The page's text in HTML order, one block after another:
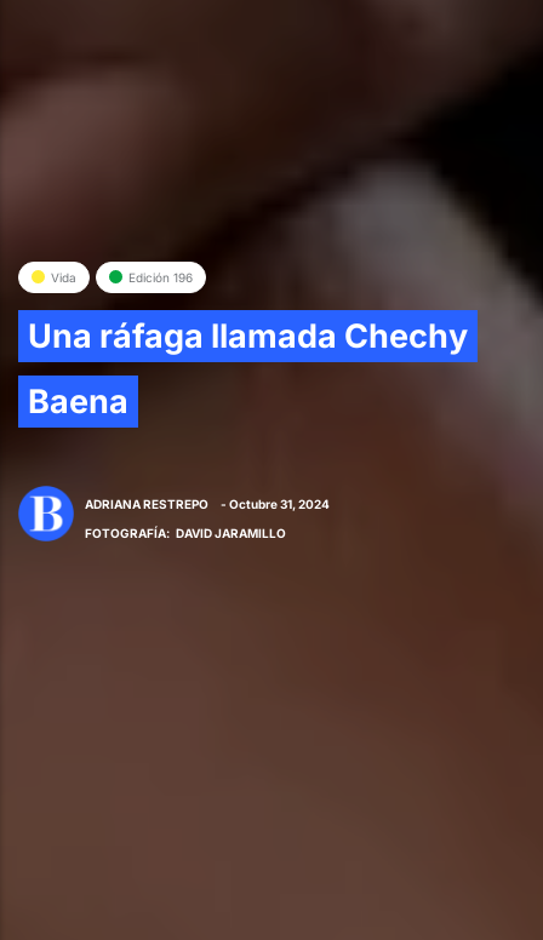
Vida Edición 196
Una ráfaga llamada Chechy
Baena
ADRIANA RESTREPO
- Octubre 31, 2024
FOTOGRAFÍA: DAVID JARAMILLO